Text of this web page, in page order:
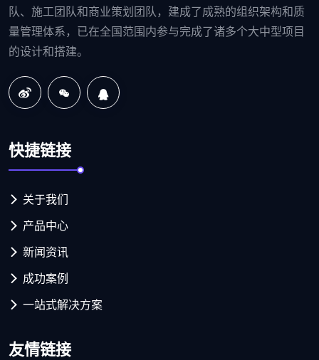
队、施工团队和商业策划团队，建成了成熟的组织架构和质
量管理体系，已在全国范围内参与完成了诸多个大中型项目
的设计和搭建。
快捷链接
关于我们
产品中心
新闻资讯
成功案例
一站式解决方案
友情链接